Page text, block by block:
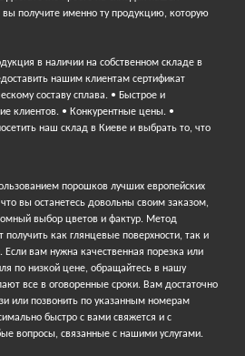
получите именно ту продукцию, которую
в наличии на собственном складе в
нашим клиентам сертификат
составу сплава. • Быстрое и
клиентов. • Конкурентные цены. •
наш склад в Киеве и выбрать то, что
порошков лучших европейских
вы останетесь довольны своим заказом,
выбор цветов и фактур. Метод
как глянцевые поверхности, так и
Если вам нужна качественная порезка или
по низкой цене, обращайтесь в нашу
все в оговоренные сроки. Вам достаточно
или позвонить по указанным номерам
быстро с вами свяжется и с
вопросы, связанные с нашими услугами.